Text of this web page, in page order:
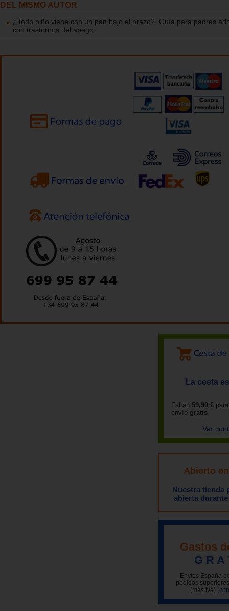
DEL MISMO AUTOR
¿Todo niño viene con un pan bajo el brazo?. Guía para padres
con trastornos del apego.
La cesta
Faltan 59,90 €
envío gratis
Ver
Abierto
Nuestra tienda
abierta
Gastos
G R A
Envíos España
pedidos
(más iva)